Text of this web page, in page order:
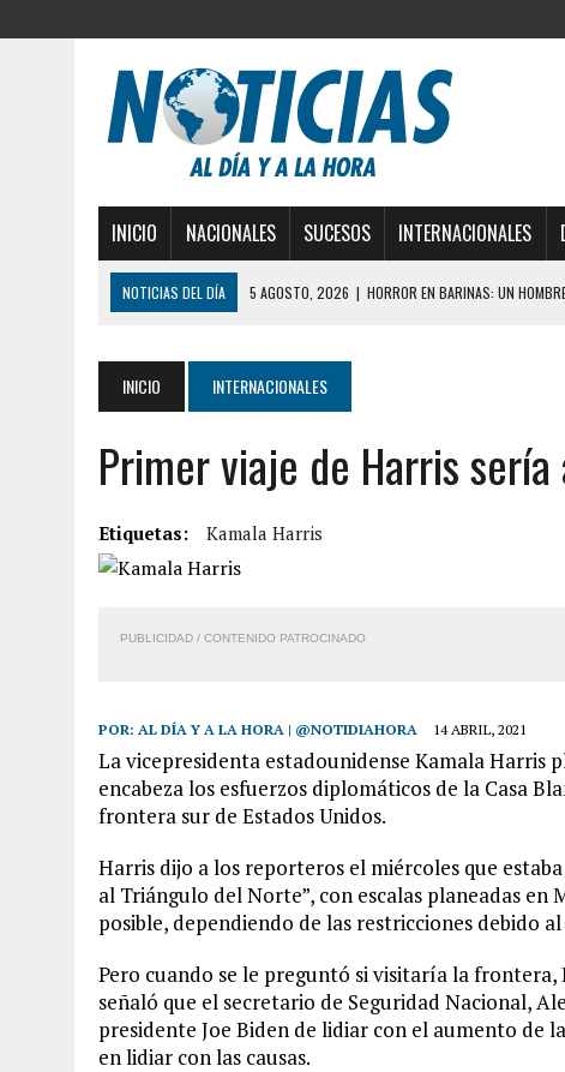
INICIO NACIONALES SUCESOS INTERNACIONALES
NOTICIAS DEL DÍA 5 AGOSTO, 2026 | HORROR EN BARINAS: UN
DESDE EL PISO NUEVE DEL EDIFICIO PETUNIA
3 AGOSTO, 2026 | YARACUY: INTENTÓ DESCONECTAR SU NEVERA
2 AGOSTO, 2026
|
COLAPSÓ TECHO DE UNA VIVIENDA EN EL CENTRO DE
6 AGOSTO, 2026 | CONMOCIÓN EN COLORADO POR ASESINATO DE UNA
INICIO INTERNACIONALES
Primer viaje de Harris
Etiquetas: Kamala Harris
PUBLICIDAD / CONTENIDO PATROCINADO
POR: AL DÍA Y A LA HORA | @NOTIDIAHORA 14 ABRIL, 2021
La vicepresidenta estadounidense Kamala Harris
encabeza los esfuerzos diplomáticos de la Casa
frontera sur de Estados Unidos.
Harris dijo a los reporteros el miércoles que
al Triángulo del Norte”, con escalas planeadas
posible, dependiendo de las restricciones debido
Pero cuando se le preguntó si visitaría la
señaló que el secretario de Seguridad Nacional,
presidente Joe Biden de lidiar con el aumento de
en lidiar con las causas.